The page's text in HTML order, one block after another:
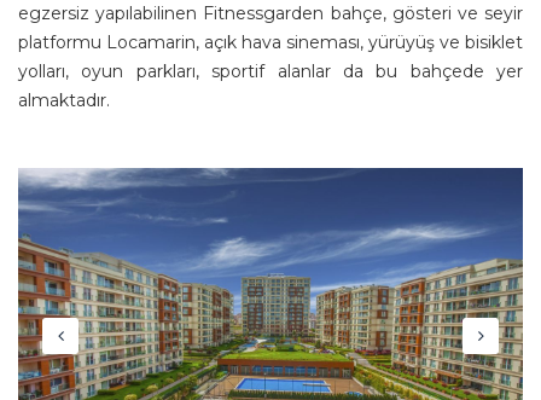
egzersiz yapılabilinen Fitnessgarden bahçe, gösteri ve seyir
platformu Locamarin, açık hava sineması, yürüyüş ve bisiklet
yolları, oyun parkları, sportif alanlar da bu bahçede yer
almaktadır.